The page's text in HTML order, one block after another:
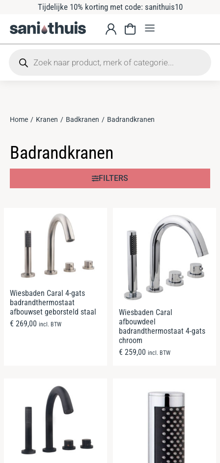
Tijdelijke 10% korting met code: sanithuis10
Je bent hier:
Home Kranen Badkranen Badrandkranen
Badrandkranen
FILTERS
Wiesbaden Caral 4-gats
badrandthermostaat
afbouwset geborsteld staal
€ 269,00 incl. BTW
Wiesbaden Caral
afbouwdeel
badrandthermostaat 4-gats
chroom
€ 259,00 incl. BTW